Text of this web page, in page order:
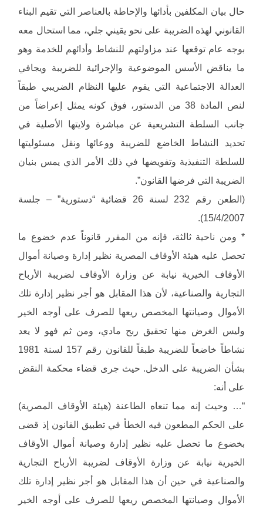
حال بيان المكلفين بأدائها والإحاطة بالعناصر التي تقيم البناء
القانوني لهذه الضريبة على نحو يقيني جلي، مما استحال معه
بوجه عام توقعها عند مزاولتهم للنشاط وأدائهم للخدمة وهو
ما يناقض الأسس الموضوعية والإجرائية للضريبة ويجافي
العدالة الاجتماعية التي يقوم عليها النظام الضريبي طبقاً
لنص المادة 38 من الدستور، فوق كونه يمثل إعراضاً من
جانب السلطة التشريعية عن مباشرة ولايتها الأصلية في
تحديد النشاط الخاضع للضريبة ووعائها ونقل مسئوليتها
للسلطة التنفيذية وتفويضها في ذلك الأمر الذي يمس بنيان
الضريبة التي فرضها القانون”.
(الطعن رقم 232 لسنة 26 قضائية “دستورية” – جلسة
15/4/2007).
* ومن ناحية ثالثة، فإنه من المقرر قانوناً عدم خضوع ما
تحصل عليه هيئة الأوقاف المصرية نظير إدارة وصيانة أموال
الأوقاف الخيرية نيابة عن وزارة الأوقاف لضريبة الأرباح
التجارية والصناعية، لأن هذا المقابل هو أجر نظير إدارة تلك
الأموال وصيانتها المخصص ريعها للصرف على أوجه الخير
وليس الغرض منها تحقيق ربح مادي، ومن ثم فهو لا يعد
نشاطاً خاضعاً للضريبة طبقاً للقانون رقم 157 لسنة 1981
بشأن الضريبة على الدخل. حيث جرى قضاء محكمة النقض
على أنه:
“… وحيث إنه مما تنعاه الطاعنة (هيئة الأوقاف المصرية)
على الحكم المطعون فيه الخطأ في تطبيق القانون إذ قضى
بخضوع ما تحصل عليه نظير إدارة وصيانة أموال الأوقاف
الخيرية نيابة عن وزارة الأوقاف لضريبة الأرباح التجارية
والصناعية في حين أن هذا المقابل هو أجر نظير إدارة تلك
الأموال وصيانتها المخصص ريعها للصرف على أوجه الخير